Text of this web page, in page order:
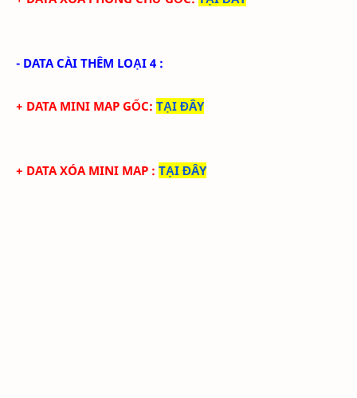
- DATA CÀI THÊM LOẠI 4 :
+ DATA MINI MAP GỐC: TẠI ĐÂY
+ DATA XÓA MINI MAP : TẠI ĐÂY